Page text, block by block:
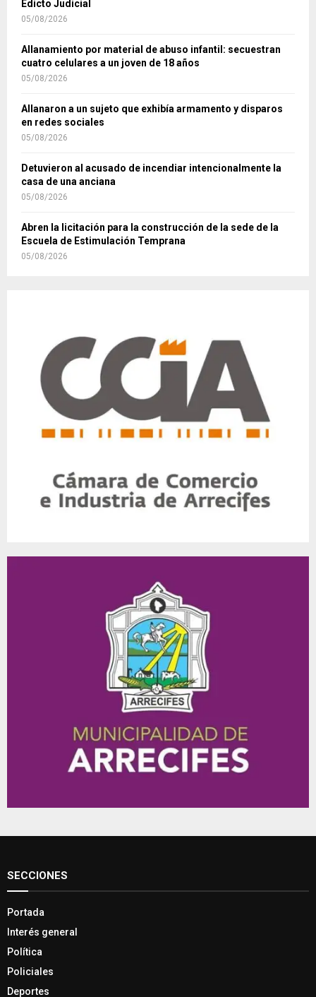
Edicto Judicial
05/08/2026
Allanamiento por material de abuso infantil: secuestran
cuatro celulares a un joven de 18 años
05/08/2026
Allanaron a un sujeto que exhibía armamento y disparos
en redes sociales
05/08/2026
Detuvieron al acusado de incendiar intencionalmente la
casa de una anciana
05/08/2026
Abren la licitación para la construcción de la sede de la
Escuela de Estimulación Temprana
05/08/2026
SECCIONES
Portada
Interés general
Política
Policiales
Deportes